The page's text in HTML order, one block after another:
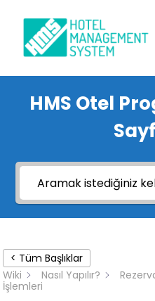
HMS Otel
< Tüm Başlıklar
Wiki
Nasıl Yapılır?
İşlemleri